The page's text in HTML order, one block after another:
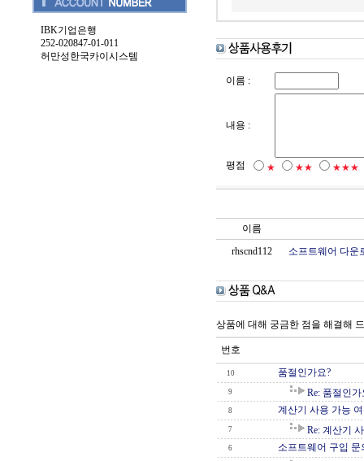
IBK기업은행
252-020847-01-011
허만성한국카이시스템
이름 :
내용 :
평점 ★ ★★ ★★★
이름
rhscnd112
소프트웨어 다운
상품에 대해 궁금한 점을 해결해
번호
10 품절인가요?
9 Re: 품절인가
8 계산기 사용 가능
7 Re: 계산기
6 소프트웨어 구입 문